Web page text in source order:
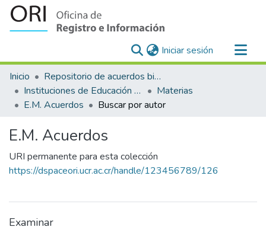
Iniciar sesión (current)
Comunidades
Todo DSpace
Inicio
Repositorio de acuerdos bilaterales para el reconocimiento y equiparación de estudios en la Universidad de Costa Rica
Instituciones de Educación Superior Extranjeras-Universidad de Costa Rica
Materias
E.M. Acuerdos
Buscar por autor
E.M. Acuerdos
URI permanente para esta colección
https://dspaceori.ucr.ac.cr/handle/123456789/126
Examinar